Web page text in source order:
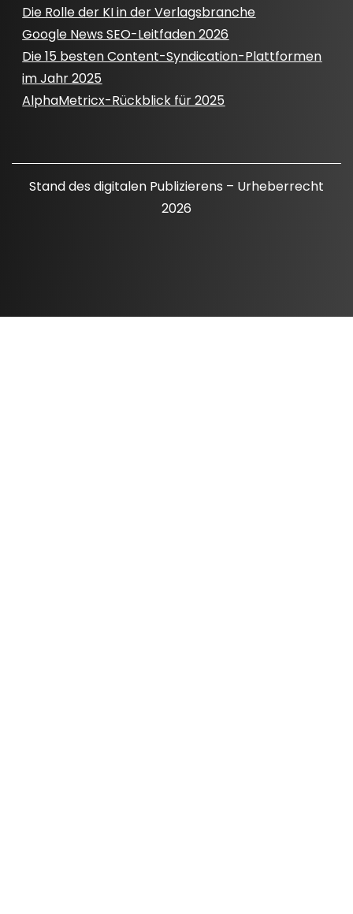
Die Rolle der KI in der Verlagsbranche
Google News SEO-Leitfaden 2026
Die 15 besten Content-Syndication-Plattformen
im Jahr 2025
AlphaMetricx-Rückblick für 2025
Stand des digitalen Publizierens – Urheberrecht
2026